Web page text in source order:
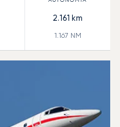
2.161 km
1.167 NM